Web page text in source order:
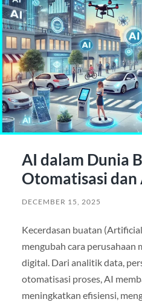
AI dalam Dunia
Otomatisasi
DECEMBER 15, 2025
Kecerdasan buatan
mengubah cara perusahaan
digital. Dari analitik data,
otomatisasi proses, AI
meningkatkan efisiensi,